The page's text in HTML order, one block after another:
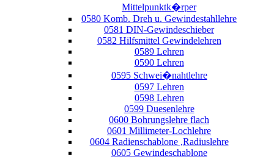
Mittelpunktk�rper
0580 Komb. Dreh u. Gewindestahllehre
0581 DIN-Gewindeschieber
0582 Hilfsmittel Gewindelehren
0589 Lehren
0590 Lehren
0595 Schwei�nahtlehre
0597 Lehren
0598 Lehren
0599 Duesenlehre
0600 Bohrungslehre flach
0601 Millimeter-Lochlehre
0604 Radienschablone ,Radiuslehre
0605 Gewindeschablone